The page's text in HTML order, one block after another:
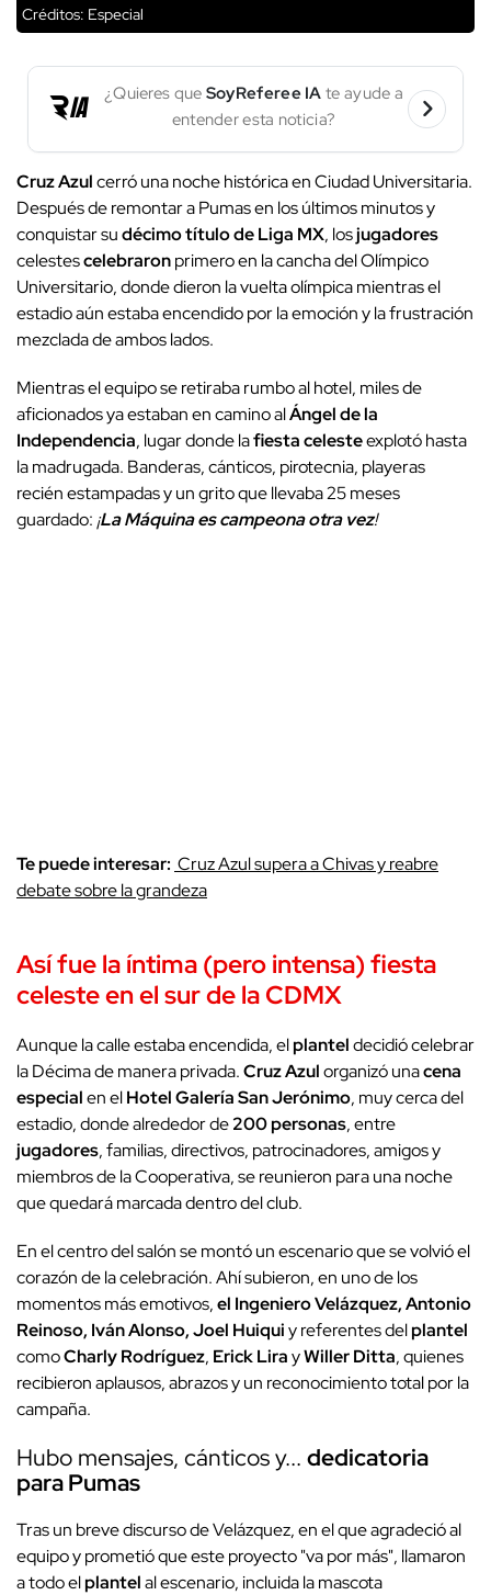
Créditos: Especial
¿Quieres que SoyReferee IA te ayude a
entender esta noticia?
Cruz Azulcerró una noche histórica en Ciudad Universitaria.
Después de remontar a Pumas en los últimos minutos y
conquistar sudécimo título de Liga MX, losjugadores
celestescelebraronprimero en la cancha del Olímpico
Universitario, donde dieron la vuelta olímpica mientras el
estadio aún estaba encendido por la emoción y la frustración
mezclada de ambos lados.
Mientras el equipo se retiraba rumbo al hotel, miles de
aficionados ya estaban en camino alÁngel de la
Independencia, lugar donde lafiesta celesteexplotó hasta
la madrugada. Banderas, cánticos, pirotecnia, playeras
recién estampadas y un grito que llevaba 25 meses
guardado: ¡La Máquina es campeona otra vez!
Te puede interesar: Cruz Azul supera a Chivas y reabre
debate sobre la grandeza
Así fue la íntima (pero intensa)fiesta
celesteen el sur de la CDMX
Aunque la calle estaba encendida, elplanteldecidió celebrar
la Décima de manera privada.Cruz Azulorganizó unacena
especialen elHotel Galería San Jerónimo, muy cerca del
estadio, donde alrededor de200 personas, entre
jugadores, familias, directivos, patrocinadores, amigos y
miembros de la Cooperativa, se reunieron para una noche
que quedará marcada dentro del club.
En el centro del salón se montó un escenario que se volvió el
corazón de la celebración. Ahí subieron, en uno de los
momentos más emotivos,el Ingeniero Velázquez, Antonio
Reinoso, Iván Alonso, Joel Huiquiy referentes delplantel
comoCharly Rodríguez, Erick LirayWiller Ditta, quienes
recibieron aplausos, abrazos y un reconocimiento total por la
campaña.
Hubo mensajes, cánticos y... dedicatoria
para Pumas
Tras un breve discurso de Velázquez, en el que agradeció al
equipo y prometió que este proyecto "va por más", llamaron
a todo elplantelal escenario, incluida la mascota